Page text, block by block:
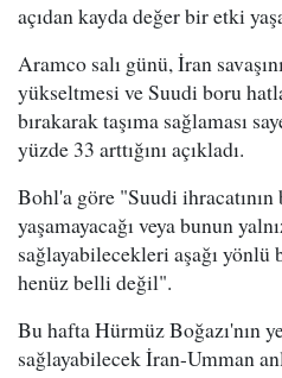
açıdan kayda değer bir etki
Aramco salı günü, İran
yükseltmesi ve Suudi boru
bırakarak taşıma sağlaması
yüzde 33 arttığını açıkladı.
Bohl'a göre "Suudi ihracatının
yaşamayacağı veya bunun
sağlayabilecekleri aşağı yönlü
henüz belli değil".
Bu hafta Hürmüz Boğazı'nın
sağlayabilecek İran-Umman